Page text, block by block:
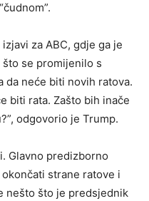
za ABC, gdje ga je
se promijenilo s
da neće biti novih ratova.
biti rata. Zašto bih inače
odgovorio je Trump.
Glavno predizborno
strane ratove i
nešto što je predsjednik